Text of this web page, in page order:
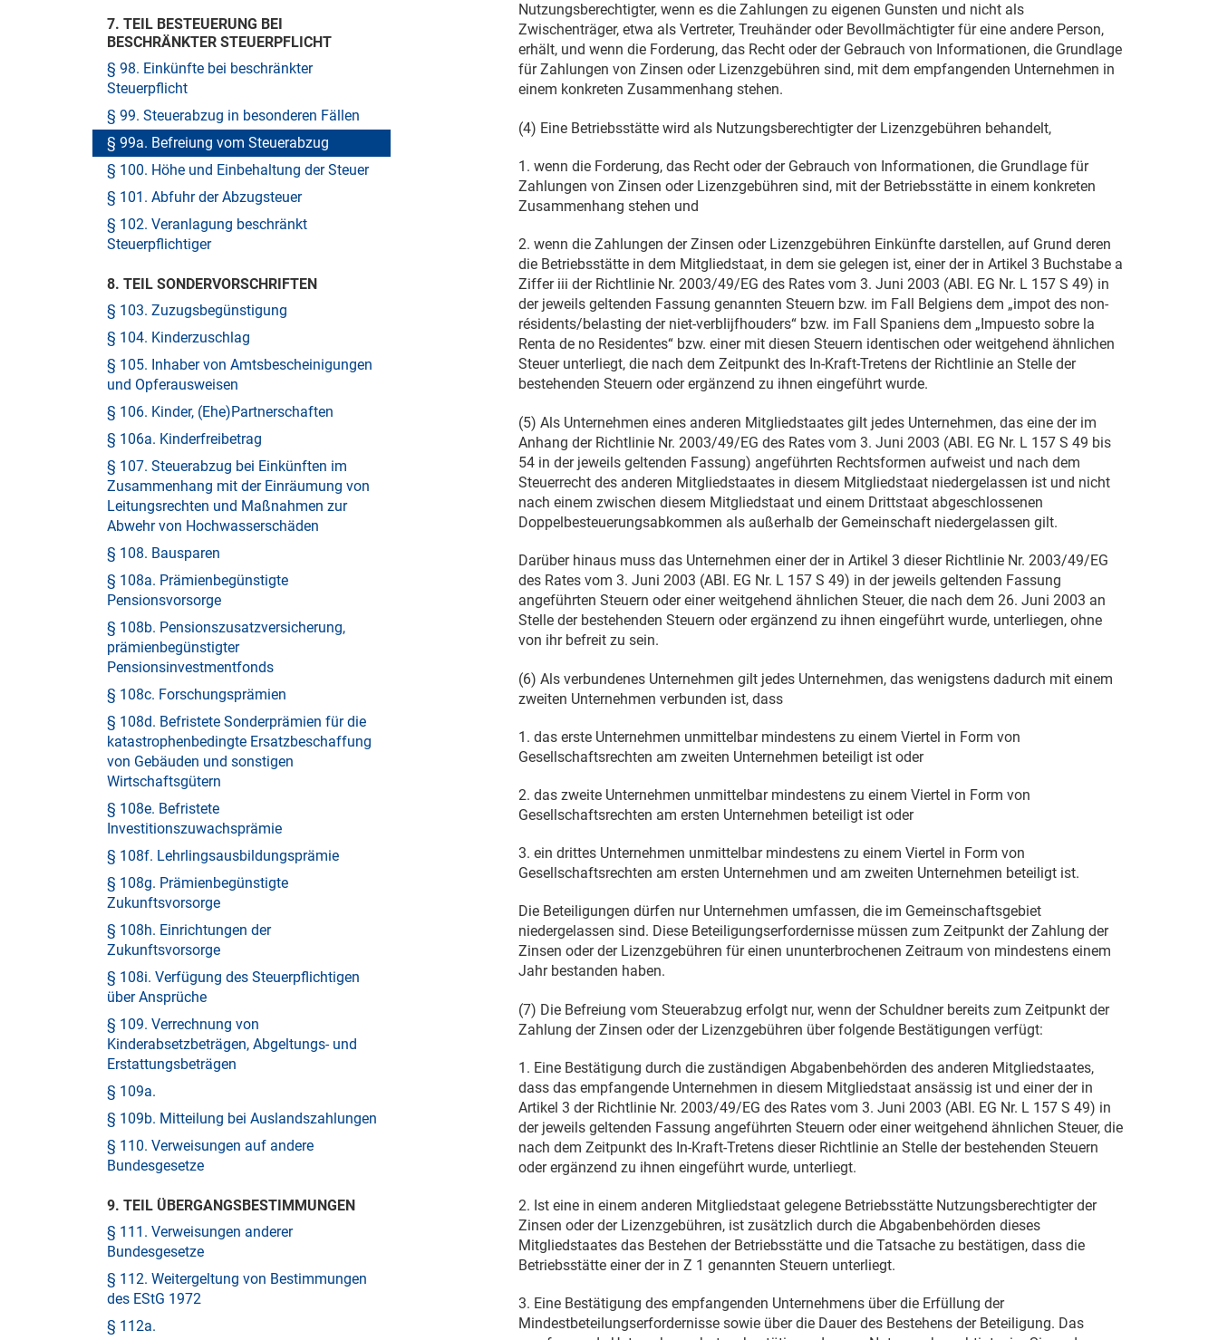
7. TEIL BESTEUERUNG BEI
BESCHRÄNKTER STEUERPFLICHT
§ 98. Einkünfte bei beschränkter
Steuerpflicht
§ 99. Steuerabzug in besonderen Fällen
§ 99a. Befreiung vom Steuerabzug
§ 100. Höhe und Einbehaltung der Steuer
§ 101. Abfuhr der Abzugsteuer
§ 102. Veranlagung beschränkt
Steuerpflichtiger
8. TEIL SONDERVORSCHRIFTEN
§ 103. Zuzugsbegünstigung
§ 104. Kinderzuschlag
§ 105. Inhaber von Amtsbescheinigungen
und Opferausweisen
§ 106. Kinder, (Ehe)Partnerschaften
§ 106a. Kinderfreibetrag
§ 107. Steuerabzug bei Einkünften im
Zusammenhang mit der Einräumung von
Leitungsrechten und Maßnahmen zur
Abwehr von Hochwasserschäden
§ 108. Bausparen
§ 108a. Prämienbegünstigte
Pensionsvorsorge
§ 108b. Pensionszusatzversicherung,
prämienbegünstigter
Pensionsinvestmentfonds
§ 108c. Forschungsprämien
§ 108d. Befristete Sonderprämien für die
katastrophenbedingte Ersatzbeschaffung
von Gebäuden und sonstigen
Wirtschaftsgütern
§ 108e. Befristete
Investitionszuwachsprämie
§ 108f. Lehrlingsausbildungsprämie
§ 108g. Prämienbegünstigte
Zukunftsvorsorge
§ 108h. Einrichtungen der
Zukunftsvorsorge
§ 108i. Verfügung des Steuerpflichtigen
über Ansprüche
§ 109. Verrechnung von
Kinderabsetzbeträgen, Abgeltungs- und
Erstattungsbeträgen
§ 109a.
§ 109b. Mitteilung bei Auslandszahlungen
§ 110. Verweisungen auf andere
Bundesgesetze
9. TEIL ÜBERGANGSBESTIMMUNGEN
§ 111. Verweisungen anderer
Bundesgesetze
§ 112. Weitergeltung von Bestimmungen
des EStG 1972
§ 112a.
Nutzungsberechtigter, wenn es die Zahlungen zu eigenen Gunsten und nicht als
Zwischenträger, etwa als Vertreter, Treuhänder oder Bevollmächtigter für eine andere Person,
erhält, und wenn die Forderung, das Recht oder der Gebrauch von Informationen, die Grundlage
für Zahlungen von Zinsen oder Lizenzgebühren sind, mit dem empfangenden Unternehmen in
einem konkreten Zusammenhang stehen.
(4) Eine Betriebsstätte wird als Nutzungsberechtigter der Lizenzgebühren behandelt,
1. wenn die Forderung, das Recht oder der Gebrauch von Informationen, die Grundlage für
Zahlungen von Zinsen oder Lizenzgebühren sind, mit der Betriebsstätte in einem konkreten
Zusammenhang stehen und
2. wenn die Zahlungen der Zinsen oder Lizenzgebühren Einkünfte darstellen, auf Grund deren
die Betriebsstätte in dem Mitgliedstaat, in dem sie gelegen ist, einer der in Artikel 3 Buchstabe a
Ziffer iii der Richtlinie Nr. 2003/49/EG des Rates vom 3. Juni 2003 (ABl. EG Nr. L 157 S 49) in
der jeweils geltenden Fassung genannten Steuern bzw. im Fall Belgiens dem „impot des non-
résidents/belasting der niet-verblijfhouders“ bzw. im Fall Spaniens dem „Impuesto sobre la
Renta de no Residentes“ bzw. einer mit diesen Steuern identischen oder weitgehend ähnlichen
Steuer unterliegt, die nach dem Zeitpunkt des In-Kraft-Tretens der Richtlinie an Stelle der
bestehenden Steuern oder ergänzend zu ihnen eingeführt wurde.
(5) Als Unternehmen eines anderen Mitgliedstaates gilt jedes Unternehmen, das eine der im
Anhang der Richtlinie Nr. 2003/49/EG des Rates vom 3. Juni 2003 (ABl. EG Nr. L 157 S 49 bis
54 in der jeweils geltenden Fassung) angeführten Rechtsformen aufweist und nach dem
Steuerrecht des anderen Mitgliedstaates in diesem Mitgliedstaat niedergelassen ist und nicht
nach einem zwischen diesem Mitgliedstaat und einem Drittstaat abgeschlossenen
Doppelbesteuerungsabkommen als außerhalb der Gemeinschaft niedergelassen gilt.
Darüber hinaus muss das Unternehmen einer der in Artikel 3 dieser Richtlinie Nr. 2003/49/EG
des Rates vom 3. Juni 2003 (ABl. EG Nr. L 157 S 49) in der jeweils geltenden Fassung
angeführten Steuern oder einer weitgehend ähnlichen Steuer, die nach dem 26. Juni 2003 an
Stelle der bestehenden Steuern oder ergänzend zu ihnen eingeführt wurde, unterliegen, ohne
von ihr befreit zu sein.
(6) Als verbundenes Unternehmen gilt jedes Unternehmen, das wenigstens dadurch mit einem
zweiten Unternehmen verbunden ist, dass
1. das erste Unternehmen unmittelbar mindestens zu einem Viertel in Form von
Gesellschaftsrechten am zweiten Unternehmen beteiligt ist oder
2. das zweite Unternehmen unmittelbar mindestens zu einem Viertel in Form von
Gesellschaftsrechten am ersten Unternehmen beteiligt ist oder
3. ein drittes Unternehmen unmittelbar mindestens zu einem Viertel in Form von
Gesellschaftsrechten am ersten Unternehmen und am zweiten Unternehmen beteiligt ist.
Die Beteiligungen dürfen nur Unternehmen umfassen, die im Gemeinschaftsgebiet
niedergelassen sind. Diese Beteiligungserfordernisse müssen zum Zeitpunkt der Zahlung der
Zinsen oder der Lizenzgebühren für einen ununterbrochenen Zeitraum von mindestens einem
Jahr bestanden haben.
(7) Die Befreiung vom Steuerabzug erfolgt nur, wenn der Schuldner bereits zum Zeitpunkt der
Zahlung der Zinsen oder der Lizenzgebühren über folgende Bestätigungen verfügt:
1. Eine Bestätigung durch die zuständigen Abgabenbehörden des anderen Mitgliedstaates,
dass das empfangende Unternehmen in diesem Mitgliedstaat ansässig ist und einer der in
Artikel 3 der Richtlinie Nr. 2003/49/EG des Rates vom 3. Juni 2003 (ABl. EG Nr. L 157 S 49) in
der jeweils geltenden Fassung angeführten Steuern oder einer weitgehend ähnlichen Steuer, die
nach dem Zeitpunkt des In-Kraft-Tretens dieser Richtlinie an Stelle der bestehenden Steuern
oder ergänzend zu ihnen eingeführt wurde, unterliegt.
2. Ist eine in einem anderen Mitgliedstaat gelegene Betriebsstätte Nutzungsberechtigter der
Zinsen oder der Lizenzgebühren, ist zusätzlich durch die Abgabenbehörden dieses
Mitgliedstaates das Bestehen der Betriebsstätte und die Tatsache zu bestätigen, dass die
Betriebsstätte einer der in Z 1 genannten Steuern unterliegt.
3. Eine Bestätigung des empfangenden Unternehmens über die Erfüllung der
Mindestbeteilungserfordernisse sowie über die Dauer des Bestehens der Beteiligung. Das